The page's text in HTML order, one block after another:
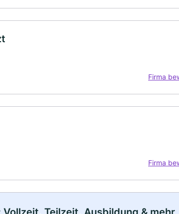
Firma
Firma